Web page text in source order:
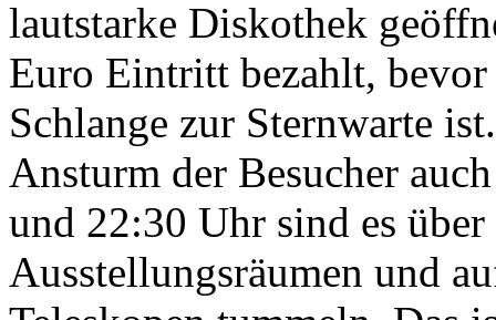
lautstarke Diskothek
Euro Eintritt bezahlt,
Schlange zur Sternwarte
Ansturm der Besucher
und 22:30 Uhr sind es
Ausstellungsräumen und